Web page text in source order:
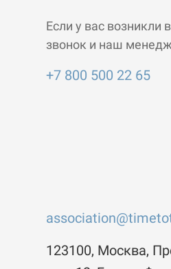
Если у вас
звонок и наш
+7 800 500 22 65
123100, Москва,